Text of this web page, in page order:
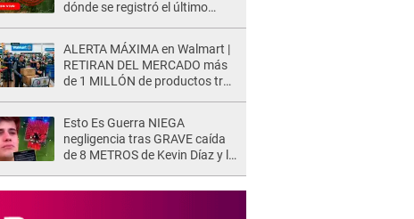
dónde se registró el último
ALERTA MÁXIMA en Walmart |
RETIRAN DEL MERCADO más
de 1 MILLÓN de productos tras
Esto Es Guerra NIEGA
negligencia tras GRAVE caída
de 8 METROS de Kevin Díaz y lo